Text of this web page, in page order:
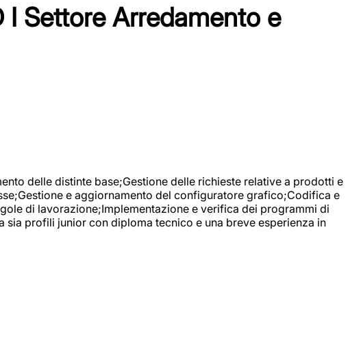
I Settore Arredamento e
delle distinte base;Gestione delle richieste relative a prodotti e
e aggiornamento del configuratore grafico;Codifica e
di lavorazione;Implementazione e verifica dei programmi di
profili junior con diploma tecnico e una breve esperienza in